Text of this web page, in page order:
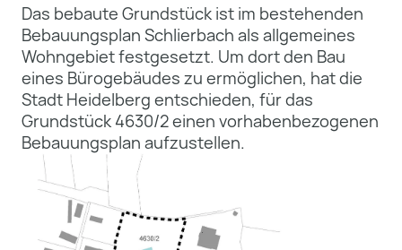
Das bebaute Grundstück ist im bestehenden
Bebauungsplan Schlierbach als allgemeines
Wohngebiet festgesetzt. Um dort den Bau
eines Bürogebäudes zu ermöglichen, hat die
Stadt Heidelberg entschieden, für das
Grundstück 4630/2 einen vorhabenbezogenen
Bebauungsplan aufzustellen.